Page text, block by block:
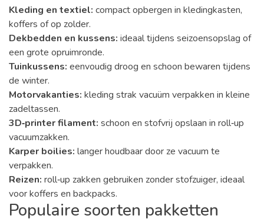
Kleding en textiel: compact opbergen in kledingkasten,
koffers of op zolder.
Dekbedden en kussens: ideaal tijdens seizoensopslag of
een grote opruimronde.
Tuinkussens: eenvoudig droog en schoon bewaren tijdens
de winter.
Motorvakanties: kleding strak vacuüm verpakken in kleine
zadeltassen.
3D‑printer filament: schoon en stofvrij opslaan in roll‑up
vacuumzakken.
Karper boilies: langer houdbaar door ze vacuum te
verpakken.
Reizen: roll‑up zakken gebruiken zonder stofzuiger, ideaal
voor koffers en backpacks.
Populaire soorten pakketten